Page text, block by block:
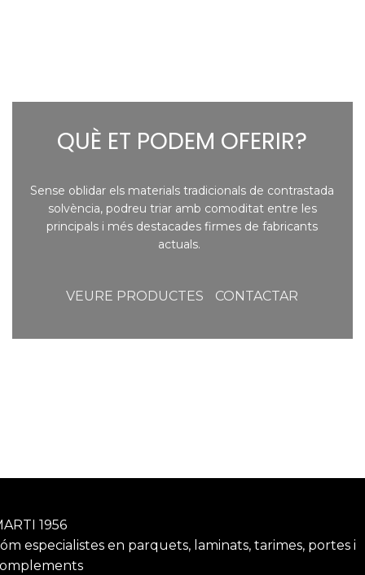
QUÈ ET PODEM OFERIR?
Sense oblidar els materials tradicionals de contrastada
solvència, podreu triar amb comoditat entre les
principals i més destacades firmes de fabricants
actuals.
VEURE PRODUCTES CONTACTAR
1956
especialistes en parquets, laminats, tarimes, portes i